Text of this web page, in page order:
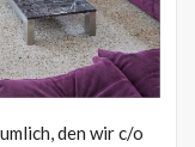
den wir c/o